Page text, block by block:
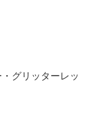
グリッターレッ